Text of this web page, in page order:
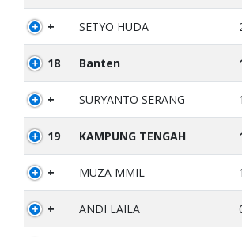
+ SETYO HUDA
18 Banten
+ SURYANTO SERANG
19 KAMPUNG TENGAH
+ MUZA MMIL
+ ANDI LAILA